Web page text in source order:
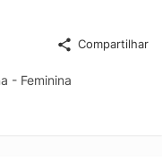
Compartilhar
- Feminina